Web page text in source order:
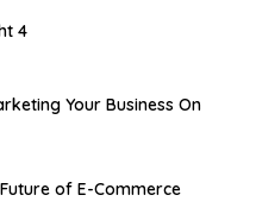
4
Your Business On
of E-Commerce